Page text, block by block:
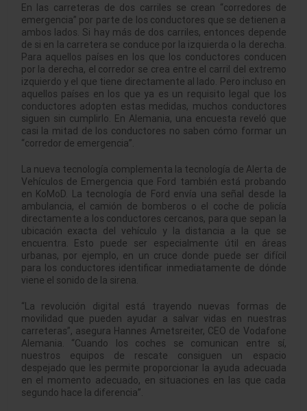
En las carreteras de dos carriles se crean “corredores de
emergencia” por parte de los conductores que se detienen a
ambos lados. Si hay más de dos carriles, entonces depende
de si en la carretera se conduce por la izquierda o la derecha.
Para aquellos países en los que los conductores conducen
por la derecha, el corredor se crea entre el carril del extremo
izquierdo y el que tiene directamente al lado. Pero incluso en
aquellos países en los que ya es un requisito legal que los
conductores adopten estas medidas, muchos conductores
siguen sin cumplirlo. En Alemania, una encuesta reveló que
casi la mitad de los conductores no saben cómo formar un
“corredor de emergencia”.
La nueva tecnología complementa la tecnología de Alerta de
Vehículos de Emergencia que Ford también está probando
en KoMoD. La tecnología de Ford envía una señal desde la
ambulancia, el camión de bomberos o el coche de policía
directamente a los conductores cercanos, para que sepan la
ubicación exacta del vehículo y la distancia a la que se
encuentra. Esto puede ser especialmente útil en áreas
urbanas, por ejemplo, en un cruce donde puede ser difícil
para los conductores identificar inmediatamente de dónde
viene el sonido de la sirena.
“La revolución digital está trayendo nuevas formas de
movilidad que pueden ayudar a salvar vidas en nuestras
carreteras”, asegura Hannes Ametsreiter, CEO de Vodafone
Alemania. “Cuando los coches se comunican entre sí,
nuestros equipos de rescate consiguen un espacio
despejado que les permite proporcionar la ayuda adecuada
en el momento adecuado, en situaciones en las que cada
segundo hace la diferencia”.